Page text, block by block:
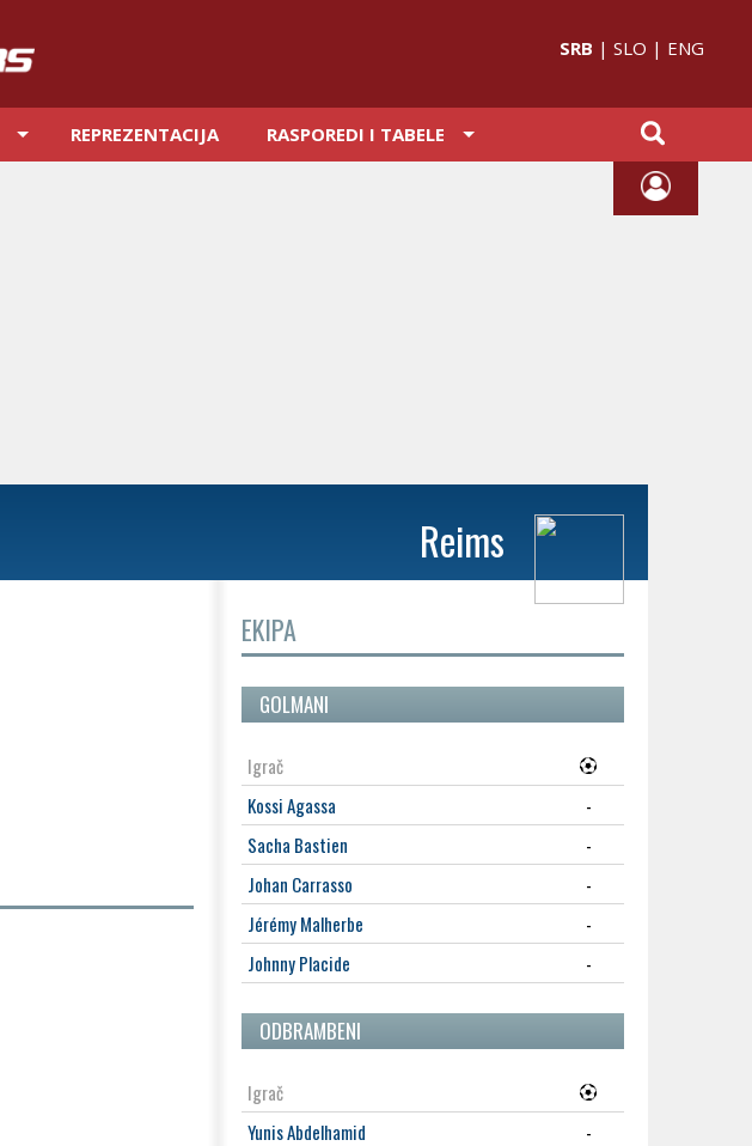
SRB | SLO | ENG
REPREZENTACIJA RASPOREDI I TABELE
EKIPA
GOLMANI
Igrač
Kossi Agassa
-
Sacha Bastien
-
Johan Carrasso
-
Jérémy Malherbe
-
Johnny Placide
-
ODBRAMBENI
Igrač
Yunis Abdelhamid
-
Reims